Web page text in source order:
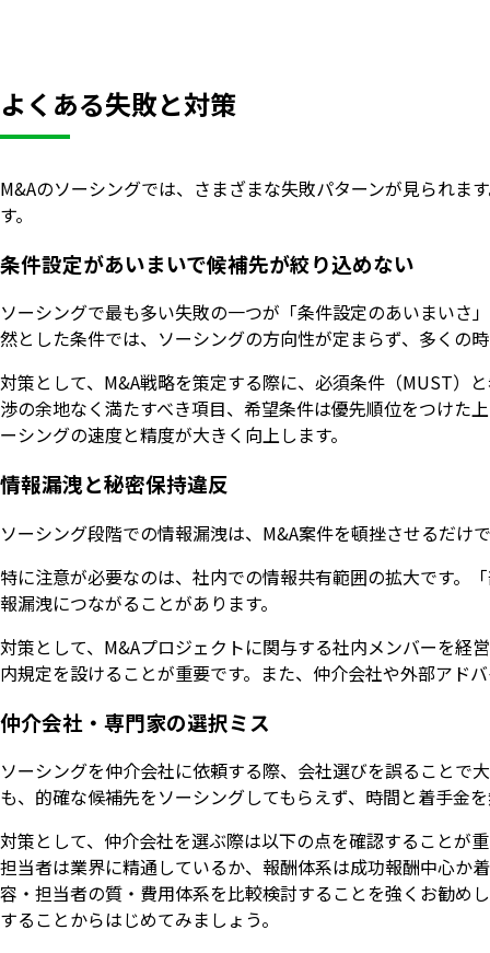
よくある失敗と対策
M&Aのソーシングでは、さまざまな失敗パターンが見られま
す。
条件設定があいまいで候補先が絞り込めない
ソーシングで最も多い失敗の一つが「条件設定のあいまいさ
然とした条件では、ソーシングの方向性が定まらず、多くの
対策として、M&A戦略を策定する際に、必須条件（MUST）
渉の余地なく満たすべき項目、希望条件は優先順位をつけた
ーシングの速度と精度が大きく向上します。
情報漏洩と秘密保持違反
ソーシング段階での情報漏洩は、M&A案件を頓挫させるだ
特に注意が必要なのは、社内での情報共有範囲の拡大です。
報漏洩につながることがあります。
対策として、M&Aプロジェクトに関与する社内メンバーを経
内規定を設けることが重要です。また、仲介会社や外部アド
仲介会社・専門家の選択ミス
ソーシングを仲介会社に依頼する際、会社選びを誤ることで
も、的確な候補先をソーシングしてもらえず、時間と着手金
対策として、仲介会社を選ぶ際は以下の点を確認することが
担当者は業界に精通しているか、報酬体系は成功報酬中心か
容・担当者の質・費用体系を比較検討することを強くお勧め
することからはじめてみましょう。